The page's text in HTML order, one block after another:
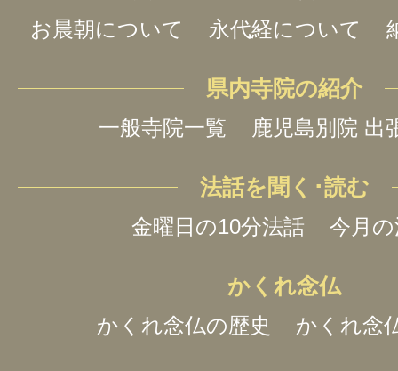
お晨朝について
永代経について
県内寺院の紹介
一般寺院一覧 鹿児島別院 出
法話を聞く･読む
金曜日の10分法話 今月
かくれ念仏
かくれ念仏の歴史 かくれ念